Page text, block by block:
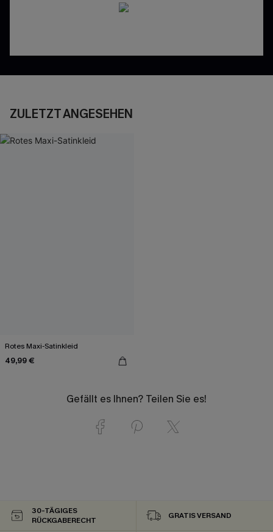
ZULETZT ANGESEHEN
Rotes Maxi-Satinkleid
49,99 €
Gefällt es Ihnen? Teilen Sie es!
30-TÄGIGES
RÜCKGABERECHT
GRATIS VERSAND